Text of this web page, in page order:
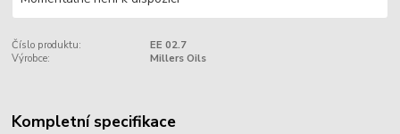
Číslo produktu:
EE 02.7
Výrobce:
Millers Oils
Kompletní specifikace